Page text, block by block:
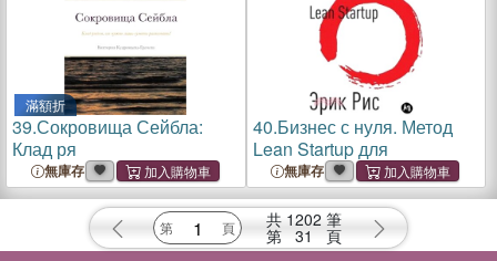
滿額折
39.Сокровища Сейбла:
Клад ря
無庫存
40.Бизнес с нуля. Метод
Lean Startup для
無庫存
共 1202 筆
第 31 頁